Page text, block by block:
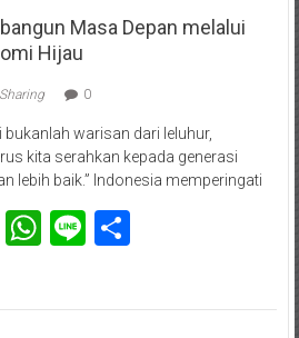
Masa Depan melalui
Hijau
0
bukanlah warisan dari leluhur,
kita serahkan kepada generasi
lebih baik.” Indonesia memperingati
WhatsApp
LineShare